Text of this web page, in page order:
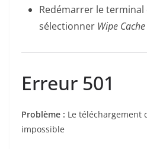
Redémarrer le terminal
sélectionner Wipe
Erreur 501
Problème : Le téléchargement
impossible